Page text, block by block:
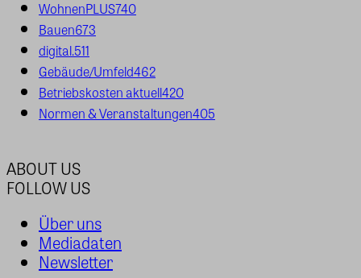
WohnenPLUS740
Bauen673
digital.511
Gebäude/Umfeld462
Betriebskosten aktuell420
Normen & Veranstaltungen405
ABOUT US
FOLLOW US
Über uns
Mediadaten
Newsletter